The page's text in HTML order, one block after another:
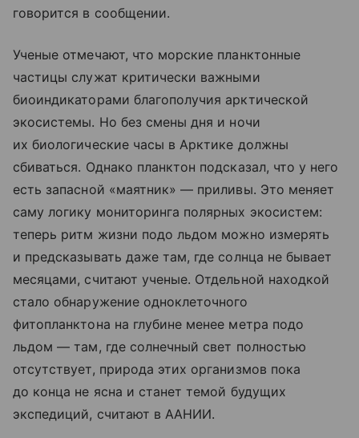
говорится в сообщении.
Ученые отмечают, что морские планктонные
частицы служат критически важными
биоиндикаторами благополучия арктической
экосистемы. Но без смены дня и ночи
их биологические часы в Арктике должны
сбиваться. Однако планктон подсказал, что у него
есть запасной «маятник» — приливы. Это меняет
саму логику мониторинга полярных экосистем:
теперь ритм жизни подо льдом можно измерять
и предсказывать даже там, где солнца не бывает
месяцами, считают ученые. Отдельной находкой
стало обнаружение одноклеточного
фитопланктона на глубине менее метра подо
льдом — там, где солнечный свет полностью
отсутствует, природа этих организмов пока
до конца не ясна и станет темой будущих
экспедиций, считают в ААНИИ.